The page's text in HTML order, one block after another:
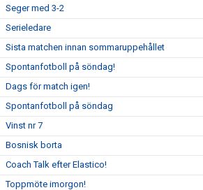
Seger med 3-2
Serieledare
Sista matchen innan sommaruppehållet
Spontanfotboll på söndag!
Dags för match igen!
Spontanfotboll på söndag
Vinst nr 7
Bosnisk borta
Coach Talk efter Elastico!
Toppmöte imorgon!